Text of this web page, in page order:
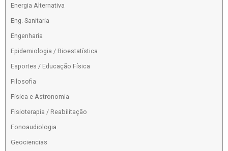
Energia Alternativa
Eng. Sanitaria
Engenharia
Epidemiologia / Bioestatística
Esportes / Educação Física
Filosofia
Física e Astronomia
Fisioterapia / Reabilitação
Fonoaudiologia
Geociencias